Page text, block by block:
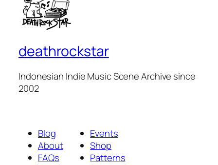
deathrockstar
Indonesian Indie Music Scene Archive since
2002
Blog
About
FAQs
Events
Shop
Patterns